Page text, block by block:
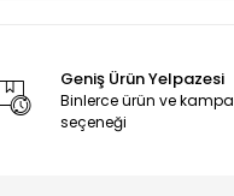
Geniş Ürün Yelpazesi
Binlerce ürün ve
seçeneği